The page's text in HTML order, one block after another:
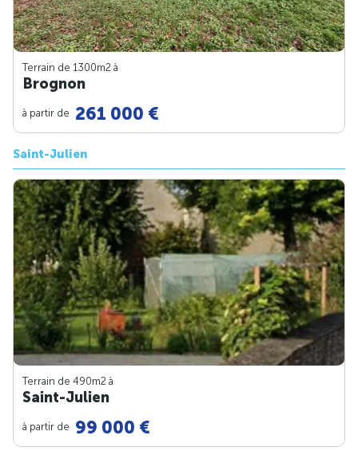
Terrain de 1300m2 à
Brognon
à partir de 261 000 €
Saint-Julien
Terrain de 490m2 à
Saint-Julien
à partir de 99 000 €